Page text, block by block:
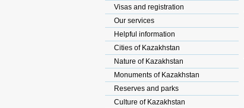
Visas and registration
Our services
Helpful information
Cities of Kazakhstan
Nature of Kazakhstan
Monuments of Kazakhstan
Reserves and parks
Culture of Kazakhstan